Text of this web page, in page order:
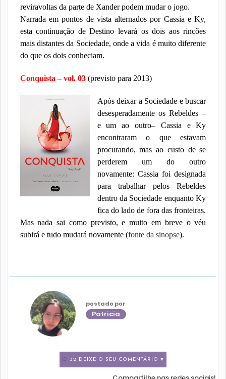
reviravoltas da parte de Xander podem mudar o jogo.
Narrada em pontos de vista alternados por Cassia e Ky,
esta continuação de Destino levará os dois aos rincões
mais distantes da Sociedade, onde a vida é muito diferente
do que os dois conheciam.
Conquista – vol. 03(previsto para 2013)
Após deixar a Sociedade e buscar
desesperadamente os Rebeldes –
e um ao outro– Cassia e Ky
encontraram o que estavam
procurando, mas ao custo de se
perderem um do outro
novamente: Cassia foi designada
para trabalhar pelos Rebeldes
dentro da Sociedade enquanto Ky
fica do lado de fora das fronteiras.
Mas nada sai como previsto, e muito em breve o véu
subirá e tudo mudará novamente (fonte da sinopse).
postado por
Patricia
32 DEIXE O SEU COMENTÁRIO ♥